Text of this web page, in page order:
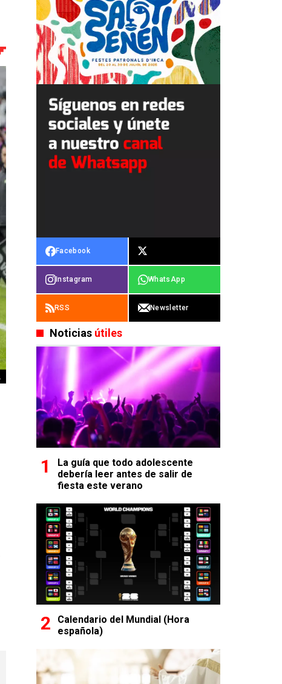
Facebook
Instagram WhatsApp
RSS Newsletter
Noticias útiles
La guía que todo adolescente
debería leer antes de salir de
fiesta este verano
Calendario del Mundial (Hora
española)